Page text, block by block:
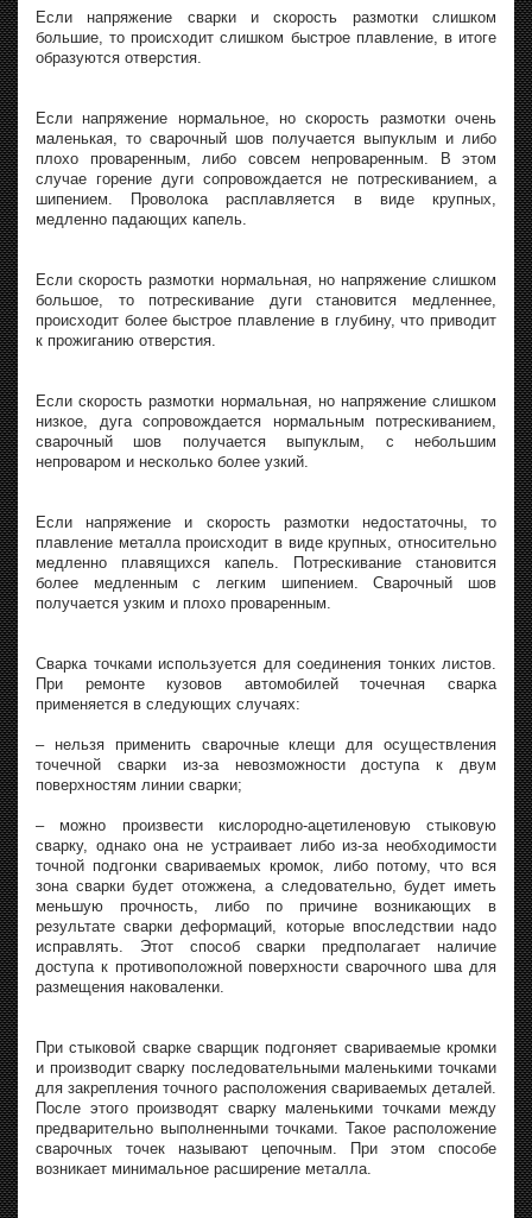
Если напряжение сварки и скорость размотки слишком
большие, то происходит слишком быстрое плавление, в итоге
образуются отверстия.
Если напряжение нормальное, но скорость размотки очень
маленькая, то сварочный шов получается выпуклым и либо
плохо проваренным, либо совсем непроваренным. В этом
случае горение дуги сопровождается не потрескиванием, а
шипением. Проволока расплавляется в виде крупных,
медленно падающих капель.
Если скорость размотки нормальная, но напряжение слишком
большое, то потрескивание дуги становится медленнее,
происходит более быстрое плавление в глубину, что приводит
к прожиганию отверстия.
Если скорость размотки нормальная, но напряжение слишком
низкое, дуга сопровождается нормальным потрескиванием,
сварочный шов получается выпуклым, с небольшим
непроваром и несколько более узкий.
Если напряжение и скорость размотки недостаточны, то
плавление металла происходит в виде крупных, относительно
медленно плавящихся капель. Потрескивание становится
более медленным с легким шипением. Сварочный шов
получается узким и плохо проваренным.
Сварка точками используется для соединения тонких листов.
При ремонте кузовов автомобилей точечная сварка
применяется в следующих случаях:
– нельзя применить сварочные клещи для осуществления
точечной сварки из-за невозможности доступа к двум
поверхностям линии сварки;
– можно произвести кислородно-ацетиленовую стыковую
сварку, однако она не устраивает либо из-за необходимости
точной подгонки свариваемых кромок, либо потому, что вся
зона сварки будет отожжена, а следовательно, будет иметь
меньшую прочность, либо по причине возникающих в
результате сварки деформаций, которые впоследствии надо
исправлять. Этот способ сварки предполагает наличие
доступа к противоположной поверхности сварочного шва для
размещения наковаленки.
При стыковой сварке сварщик подгоняет свариваемые кромки
и производит сварку последовательными маленькими точками
для закрепления точного расположения свариваемых деталей.
После этого производят сварку маленькими точками между
предварительно выполненными точками. Такое расположение
сварочных точек называют цепочным. При этом способе
возникает минимальное расширение металла.